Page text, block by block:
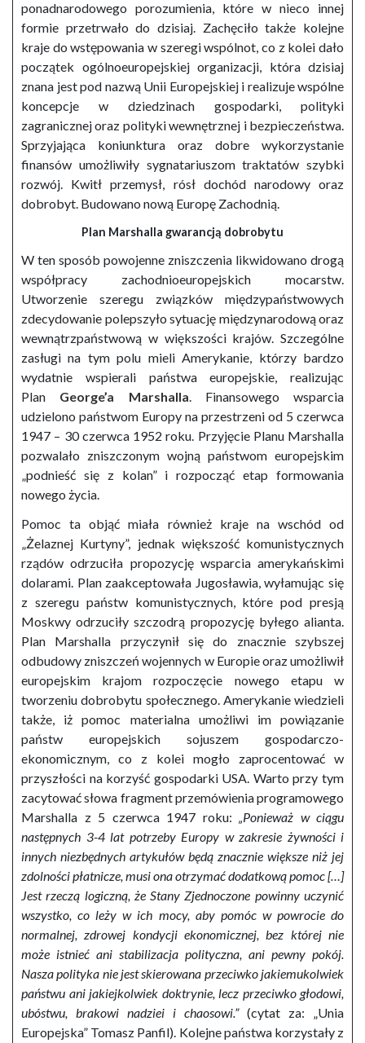
ponadnarodowego porozumienia, które w nieco innej
formie przetrwało do dzisiaj. Zachęciło także kolejne
kraje do wstępowania w szeregi wspólnot, co z kolei dało
początek ogólnoeuropejskiej organizacji, która dzisiaj
znana jest pod nazwą Unii Europejskiej i realizuje wspólne
koncepcje w dziedzinach gospodarki, polityki
zagranicznej oraz polityki wewnętrznej i bezpieczeństwa.
Sprzyjająca koniunktura oraz dobre wykorzystanie
finansów umożliwiły sygnatariuszom traktatów szybki
rozwój. Kwitł przemysł, rósł dochód narodowy oraz
dobrobyt. Budowano nową Europę Zachodnią.
Plan Marshalla gwarancją dobrobytu
W ten sposób powojenne zniszczenia likwidowano drogą
współpracy zachodnioeuropejskich mocarstw.
Utworzenie szeregu związków międzypaństwowych
zdecydowanie polepszyło sytuację międzynarodową oraz
wewnątrzpaństwową w większości krajów. Szczególne
zasługi na tym polu mieli Amerykanie, którzy bardzo
wydatnie wspierali państwa europejskie, realizując
Plan George’a Marshalla. Finansowego wsparcia
udzielono państwom Europy na przestrzeni od 5 czerwca
1947 – 30 czerwca 1952 roku. Przyjęcie Planu Marshalla
pozwalało zniszczonym wojną państwom europejskim
„podnieść się z kolan” i rozpocząć etap formowania
nowego życia.
Pomoc ta objąć miała również kraje na wschód od
„Żelaznej Kurtyny”, jednak większość komunistycznych
rządów odrzuciła propozycję wsparcia amerykańskimi
dolarami. Plan zaakceptowała Jugosławia, wyłamując się
z szeregu państw komunistycznych, które pod presją
Moskwy odrzuciły szczodrą propozycję byłego alianta.
Plan Marshalla przyczynił się do znacznie szybszej
odbudowy zniszczeń wojennych w Europie oraz umożliwił
europejskim krajom rozpoczęcie nowego etapu w
tworzeniu dobrobytu społecznego. Amerykanie wiedzieli
także, iż pomoc materialna umożliwi im powiązanie
państw europejskich sojuszem gospodarczo-
ekonomicznym, co z kolei mogło zaprocentować w
przyszłości na korzyść gospodarki USA. Warto przy tym
zacytować słowa fragment przemówienia programowego
Marshalla z 5 czerwca 1947 roku: „Ponieważ w ciągu
następnych 3-4 lat potrzeby Europy w zakresie żywności i
innych niezbędnych artykułów będą znacznie większe niż jej
zdolności płatnicze, musi ona otrzymać dodatkową pomoc […]
Jest rzeczą logiczną, że Stany Zjednoczone powinny uczynić
wszystko, co leży w ich mocy, aby pomóc w powrocie do
normalnej, zdrowej kondycji ekonomicznej, bez której nie
może istnieć ani stabilizacja polityczna, ani pewny pokój.
Nasza polityka nie jest skierowana przeciwko jakiemukolwiek
państwu ani jakiejkolwiek doktrynie, lecz przeciwko głodowi,
ubóstwu, brakowi nadziei i chaosowi.”(cytat za: „Unia
Europejska” Tomasz Panfil). Kolejne państwa korzystały z